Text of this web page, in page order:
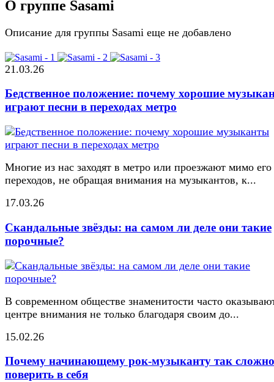
О группе Sasami
Описание для группы Sasami еще не добавлено
21.03.26
Бедственное положение: почему хорошие
играют песни в переходах метро
Многие из нас заходят в метро или проезжают мимо его
переходов, не обращая внимания на музыкантов, к...
17.03.26
Скандальные звёзды: на самом ли деле они такие
порочные?
В современном обществе знаменитости часто
центре внимания не только благодаря своим до...
15.02.26
Почему начинающему рок-музыканту так сложно
поверить в себя